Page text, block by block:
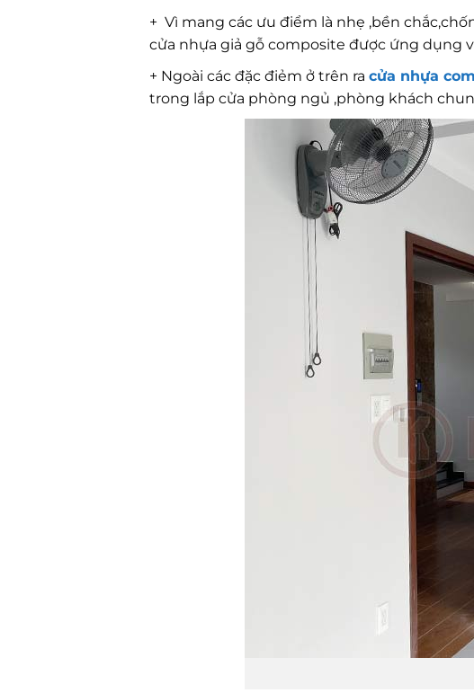
+ Vì mang các ưu điểm là nhẹ ,bền
cửa nhựa giả gỗ composite được ứng dụng
+ Ngoài các đặc điẻm ở trên racửa nhựa
trong lắp cửa phòng ngủ ,phòng khách